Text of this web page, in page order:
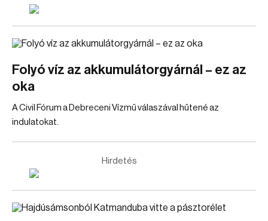
Folyó víz az akkumulátorgyárnál – ez az
oka
A Civil Fórum a Debreceni Vízmű válaszával hűtené az
indulatokat.
Hirdetés